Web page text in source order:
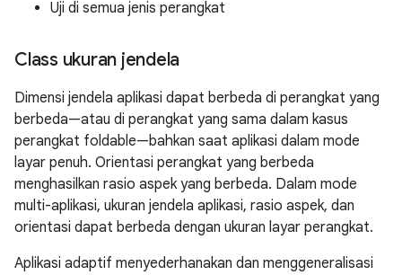
Uji di semua jenis perangkat
Class ukuran jendela
Dimensi jendela aplikasi dapat berbeda di perangkat yang
berbeda—atau di perangkat yang sama dalam kasus
perangkat foldable—bahkan saat aplikasi dalam mode
layar penuh. Orientasi perangkat yang berbeda
menghasilkan rasio aspek yang berbeda. Dalam mode
multi-aplikasi, ukuran jendela aplikasi, rasio aspek, dan
orientasi dapat berbeda dengan ukuran layar perangkat.
Aplikasi adaptif menyederhanakan dan menggeneralisasi